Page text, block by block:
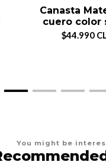
Canasta
cuero color
$44.990
You might be